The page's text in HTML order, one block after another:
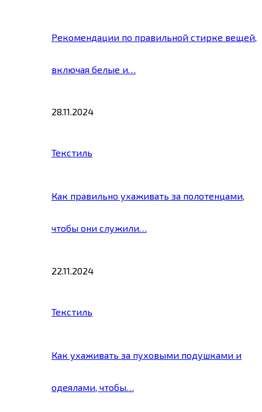
Рекомендации по правильной стирке вещей,
включая белые и…
28.11.2024
Текстиль
Как правильно ухаживать за полотенцами,
чтобы они служили…
22.11.2024
Текстиль
Как ухаживать за пуховыми подушками и
одеялами, чтобы…